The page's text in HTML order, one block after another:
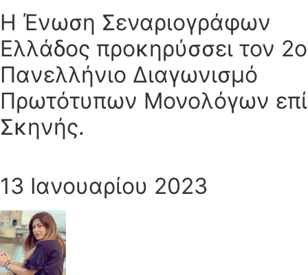
Η Ένωση Σεναριογράφων
Ελλάδος προκηρύσσει τον 2ο
Πανελλήνιο Διαγωνισμό
Πρωτότυπων Μονολόγων επί
Σκηνής.
13 Ιανουαρίου 2023